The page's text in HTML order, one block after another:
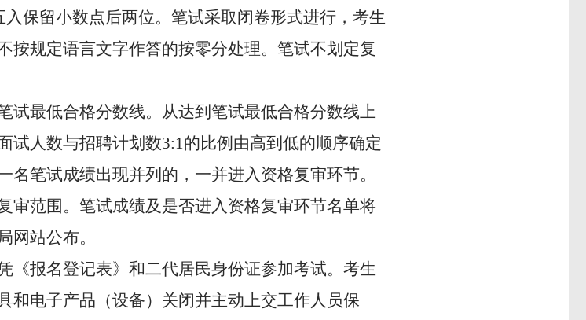
入保留小数点后两位。笔试采取闭卷形式进行，考生
按规定语言文字作答的按零分处理。笔试不划定复
试最低合格分数线。从达到笔试最低合格分数线上
试人数与招聘计划数3:1的比例由高到低的顺序确定
笔试成绩出现并列的，一并进入资格复审环节。
审范围。笔试成绩及是否进入资格复审环节名单将
网站公布。
《报名登记表》和二代居民身份证参加考试。考生
和电子产品（设备）关闭并主动上交工作人员保